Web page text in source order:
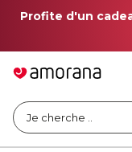
Profite d'un
Je cherche ..